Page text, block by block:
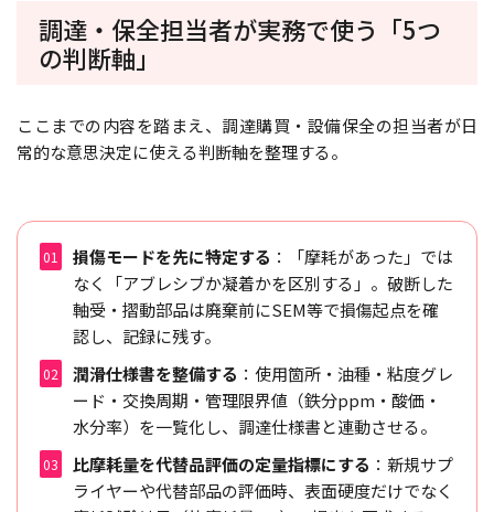
調達・保全担当者が実務で使う「5つ
の判断軸」
ここまでの内容を踏まえ、調達購買・設備保全の担当者が日
常的な意思決定に使える判断軸を整理する。
損傷モードを先に特定する ：「摩耗があった」では
なく「アブレシブか凝着かを区別する」。破断した
軸受・摺動部品は廃棄前にSEM等で損傷起点を確
認し、記録に残す。
潤滑仕様書を整備する ：使用箇所・油種・粘度グレ
ード・交換周期・管理限界値（鉄分ppm・酸価・
水分率）を一覧化し、調達仕様書と連動させる。
比摩耗量を代替品評価の定量指標にする ：新規サプ
ライヤーや代替部品の評価時、表面硬度だけでなく